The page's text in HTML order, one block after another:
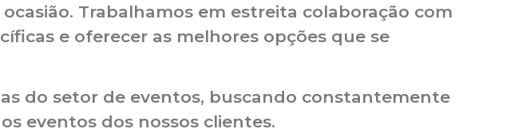
Trabalhamos em estreita colaboração com
e oferecer as melhores opções que se
do setor de eventos, buscando constantemente
eventos dos nossos clientes.